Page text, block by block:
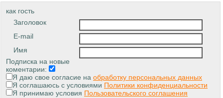
как гость
Заголовок
E-mail
Имя
Подписка на новые
коментарии:
Я даю свое согласие на обработку персональных данных
Я соглашаюсь с условиями Политики конфиденциальности
Я принимаю условия Пользовательского соглашения